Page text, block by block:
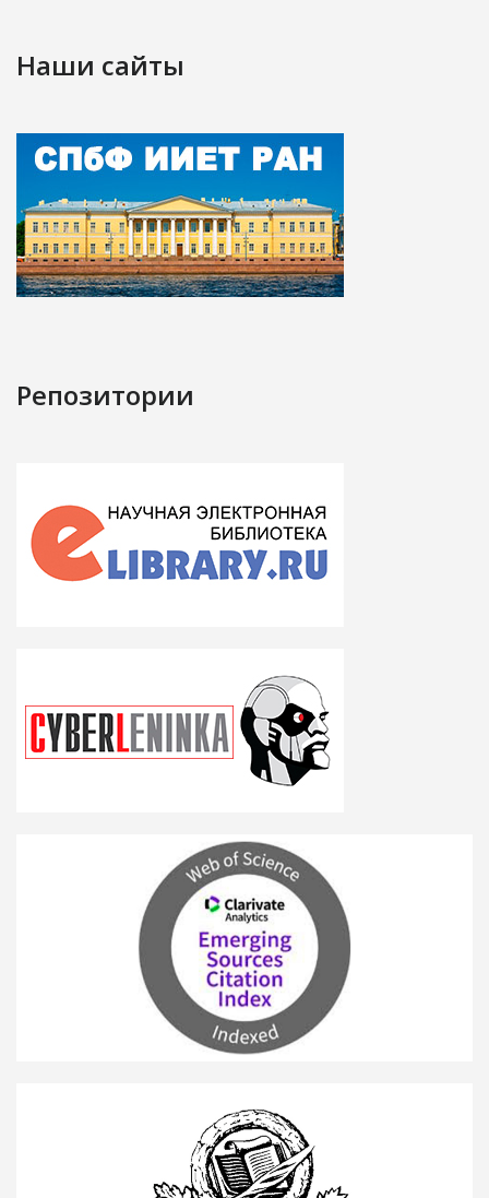
Наши сайты
Репозитории